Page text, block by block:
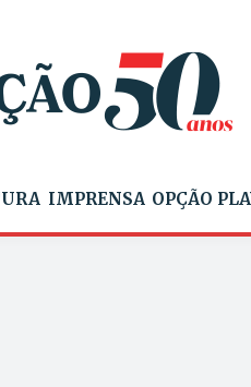
IMPRENSA OPÇÃO